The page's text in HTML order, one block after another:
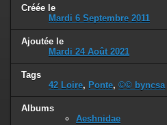
Créée le
Mardi 6 Septembre 2011
Ajoutée le
Mardi 24 Août 2021
Tags
42 Loire, Ponte, ©© byncsa
Albums
Aeshnidae